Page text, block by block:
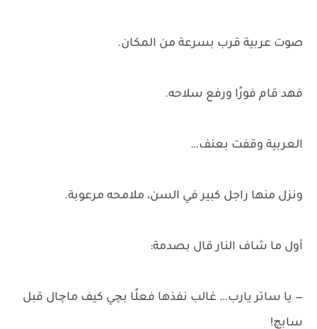
صوت عربية قرب بسرعة من المكان.
فهد قام فورًا ورفع سلاحه.
العربية وقفت بعنف…
ونزل منها راجل كبير في السن، ملامحه مرعوبة.
أول ما شاف النار قال بصدمة:
— يا ساتر يارب… غالب نفذها فعلًا بچي كيف ماچال قبل
سابچ!